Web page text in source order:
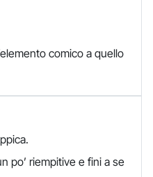
comico a quello
po’ riempitive e fini a se